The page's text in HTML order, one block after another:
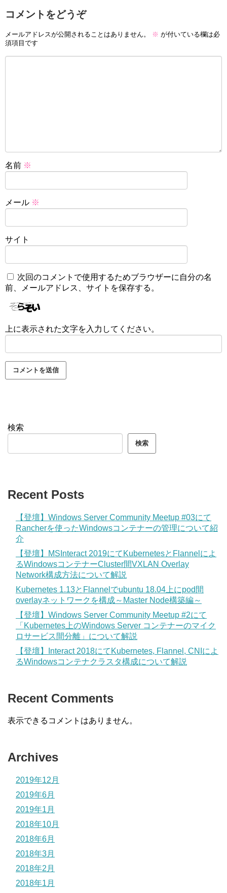
コメントをどうぞ
メールアドレスが公開されることはありません。 ※ が付いている欄は必
須項目です
名前 ※
メール ※
サイト
次回のコメントで使用するためブラウザーに自分の名
前、メールアドレス、サイトを保存する。
上に表示された文字を入力してください。
検索
検索
Recent Posts
【登壇】Windows Server Community Meetup #03にて
Rancherを使ったWindowsコンテナーの管理について紹
介
【登壇】MSInteract 2019にてKubernetesとFlannelによ
るWindowsコンテナーCluster間VXLAN Overlay
Network構成方法について解説
Kubernetes 1.13とFlannelでubuntu 18.04上にpod間
overlayネットワークを構成～Master Node構築編～
【登壇】Windows Server Community Meetup #2にて
「Kubernetes上のWindows Server コンテナーのマイク
ロサービス間分離」について解説
【登壇】Interact 2018にてKubernetes, Flannel, CNIによ
るWindowsコンテナクラスタ構成について解説
Recent Comments
表示できるコメントはありません。
Archives
2019年12月
2019年6月
2019年1月
2018年10月
2018年6月
2018年3月
2018年2月
2018年1月